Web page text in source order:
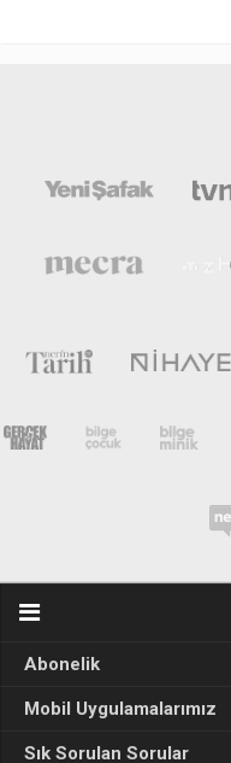
Abonelik
Mobil Uygulamalarımız
Sık Sorulan Sorular